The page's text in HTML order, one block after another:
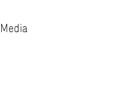
Media